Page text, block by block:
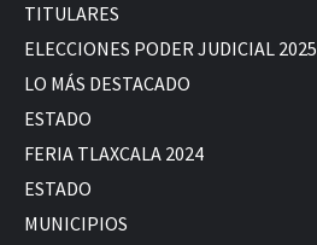
TITULARES
ELECCIONES PODER JUDICIAL 2025
LO MÁS DESTACADO
ESTADO
FERIA TLAXCALA 2024
ESTADO
MUNICIPIOS